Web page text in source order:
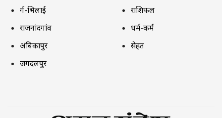
दुर्ग-भिलाई
राजनांदगांव
अंबिकापुर
जगदलपुर
राशिफल
धर्म-कर्म
सेहत